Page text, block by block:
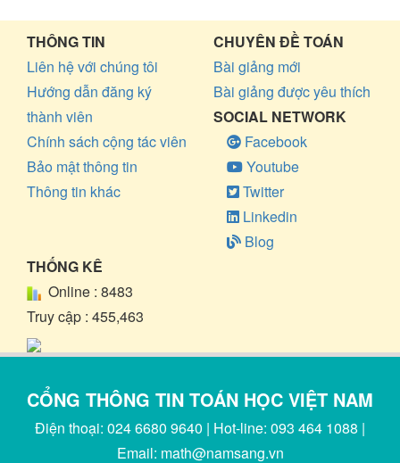
THÔNG TIN
Liên hệ với chúng tôi
Hướng dẫn đăng ký
thành viên
Chính sách cộng tác viên
Bảo mật thông tin
Thông tin khác
CHUYÊN ĐỀ TOÁN
Bài giảng mới
Bài giảng được yêu thích
SOCIAL NETWORK
Facebook
Youtube
Twitter
Linkedin
Blog
THỐNG KÊ
Online : 8483
Truy cập : 455,463
CỔNG THÔNG TIN TOÁN HỌC VIỆT NAM
Điện thoại: 024 6680 9640 | Hot-line: 093 464 1088 |
Email: math@namsang.vn